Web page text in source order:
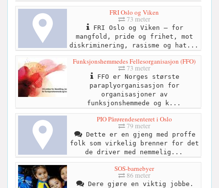
FRI Oslo og Viken
73 meter
FRI Oslo og Viken – for
mangfold, pride og frihet, mot
diskriminering, rasisme og hat...
Funksjonshemmedes Fellesorganisasjon (FFO)
73 meter
FFO er Norges største
paraplyorganisasjon for
organisasjoner av
funksjonshemmede og k...
PIO Pårørendesenteret i Oslo
79 meter
Dette er en gjeng med proffe
folk som virkelig brenner for det
de driver med nemmelig...
SOS-barnebyer
86 meter
Dere gjøre en viktig jobbe.